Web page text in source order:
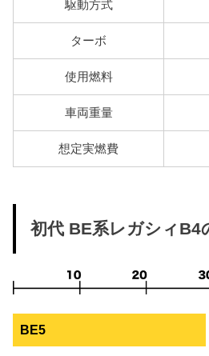
駆動方式
ターボ
使用燃料
車両重量
想定実燃費
初代 BE系レガシィB4
BE5